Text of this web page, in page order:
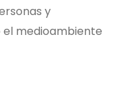
y
medioambiente